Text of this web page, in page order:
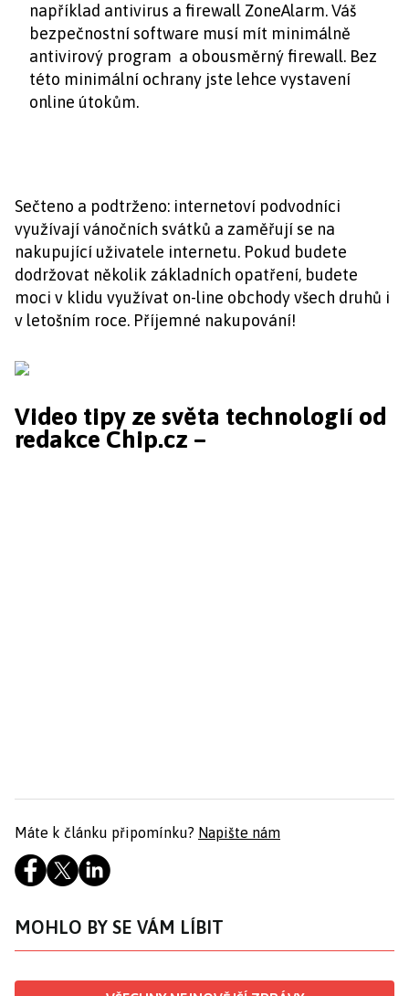
například antivirus a firewall ZoneAlarm. Váš
bezpečnostní software musí mít minimálně
antivirový program a obousměrný firewall. Bez
této minimální ochrany jste lehce vystavení
online útokům.
Sečteno a podtrženo: internetoví podvodníci
využívají vánočních svátků a zaměřují se na
nakupující uživatele internetu. Pokud budete
dodržovat několik základních opatření, budete
moci v klidu využívat on-line obchody všech druhů i
v letošním roce. Příjemné nakupování!
Video tipy ze světa technologií od
redakce Chip.cz –
Máte k článku připomínku? Napište nám
MOHLO BY SE VÁM LÍBIT